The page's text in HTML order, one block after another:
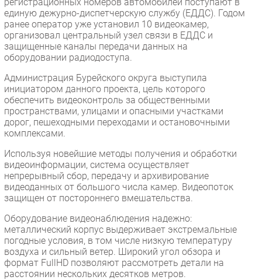
Безопасность
Инновации
CIO/Управление ИТ
Гаджеты
Здоровье
РАЗДЕЛЫ
Новости
Аналитика
Интервью
Мероприятия
Проекты
IT класс
Тестовый стенд
Каталог компаний
единую дежурно-диспетчерскую службу (ЕДДС). Годом
ранее оператор уже установил 10 видеокамер,
организовал центральный узел связи в ЕДДС и
защищенные каналы передачи данных на
оборудовании радиодоступа.
Администрация Бурейского округа выступила
инициатором данного проекта, цель которого
обеспечить видеоконтроль за общественными
пространствами, улицами и опасными участками
дорог, пешеходными переходами и остановочными
комплексами.
Используя новейшие методы получения и обработки
видеоинформации, система осуществляет
непрерывный сбор, передачу и архивирование
видеоданных от большого числа камер. Видеопоток
защищен от постороннего вмешательства.
Оборудование видеонаблюдения надежно:
металлический корпус выдерживает экстремальные
погодные условия, в том числе низкую температуру
воздуха и сильный ветер. Широкий угол обзора и
формат FullHD позволяют рассмотреть детали на
расстоянии нескольких десятков метров.